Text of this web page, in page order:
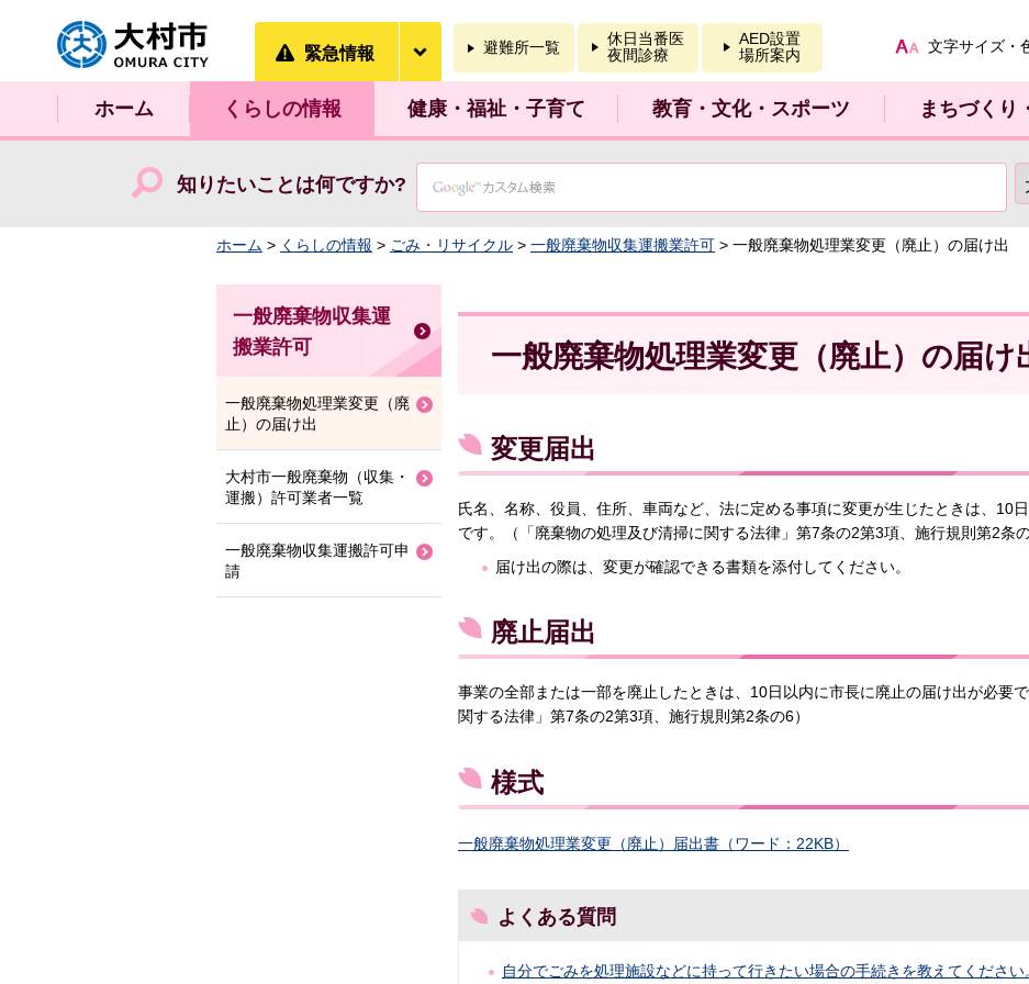
大村市
緊急情報 避難所一覧
休日当番医
夜間診療
AED設置
場所案内
文字サイズ・
ホーム くらしの情報 健康・福祉・子育て 教育・文化・スポーツ まちづくり
知りたいことは何ですか?
ホーム > くらしの情報 > ごみ・リサイクル > 一般廃棄物収集運搬業許可 > 一般廃棄物処理業変更（廃止）の届け出
一般廃棄物処理業変更（廃止）の届け
変更届出
氏名、名称、役員、住所、車両など、法に定める事項に変更が生じたときは、10
です。（「廃棄物の処理及び清掃に関する法律」第7条の2第3項、施行規則第2条の
届け出の際は、変更が確認できる書類を添付してください。
廃止届出
事業の全部または一部を廃止したときは、10日以内に市長に廃止の届け出が必要
関する法律」第7条の2第3項、施行規則第2条の6）
様式
一般廃棄物処理業変更（廃止）届出書（ワード：22KB）
よくある質問
自分でごみを処理施設などに持って行きたい場合の手続きを教えてください
一般廃棄物収集運
搬業許可
一般廃棄物処理業変更（廃
止）の届け出
大村市一般廃棄物（収集・
運搬）許可業者一覧
一般廃棄物収集運搬許可申
請